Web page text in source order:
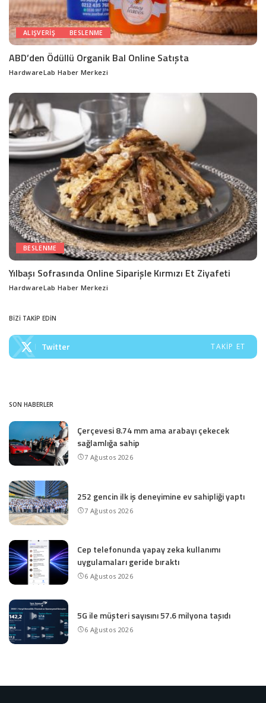
ALIŞVERIŞ BESLENME
ABD’den Ödüllü Organik Bal Online Satışta
Posted
HardwareLab Haber Merkezi
BESLENME
Yılbaşı Sofrasında Online Siparişle Kırmızı Et Ziyafeti
Posted
HardwareLab Haber Merkezi
BİZİ TAKİP EDİN
Twitter TAKIP ET
SON HABERLER
Çerçevesi 8.74 mm ama arabayı çekecek
sağlamlığa sahip
7 Ağustos 2026
252 gencin ilk iş deneyimine ev sahipliği yaptı
7 Ağustos 2026
Cep telefonunda yapay zeka kullanımı
uygulamaları geride bıraktı
6 Ağustos 2026
5G ile müşteri sayısını 57.6 milyona taşıdı
6 Ağustos 2026